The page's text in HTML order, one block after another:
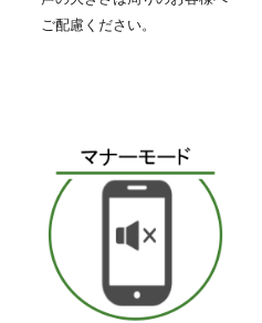
ご配慮ください。